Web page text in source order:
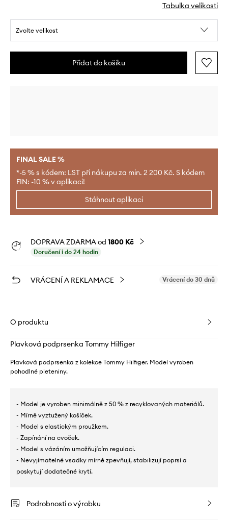
Tabulka velikosti
Zvolte velikost
Přidat do košíku
FINAL SALE %
*-5 % s kódem: LST při nákupu za min. 2 200 Kč. S kódem
FIN: -10 % v aplikaci!
Stáhnout aplikaci
DOPRAVA ZDARMA od 1800 Kč
Doručení i do 24 hodin
VRÁCENÍ A REKLAMACE Vrácení do 30 dnů
O produktu
Plavková podprsenka Tommy Hilfiger
Plavková podprsenka z kolekce Tommy Hilfiger. Model vyroben
pohodlné pleteniny.
- Model je vyroben minimálně z 50 % z recyklovaných materiálů.
- Mírně vyztužený košíček.
- Model s elastickým proužkem.
- Zapínání na cvoček.
- Model s vázáním umožňujícím regulaci.
- Nevyjímatelné vsadky mírně zpevňují, stabilizují poprsí a
poskytují dodatečné krytí.
Podrobnosti o výrobku